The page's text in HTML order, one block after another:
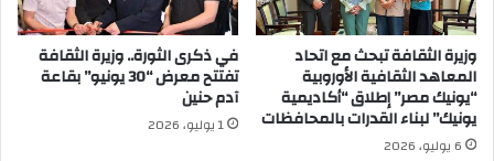
وزيرة الثقافة تبحث مع اتحاد
المعاهد الثقافية الأوروبية
“يونيك مصر” إطلاق “أكاديمية
يونيك” لبناء القدرات بالمحافظات
6 يوليو، 2026
في ذكرى الثورة.. وزيرة الثقافة
تفتتح معرض “30 يونيو” بقاعة
آدم حنين
1 يوليو، 2026